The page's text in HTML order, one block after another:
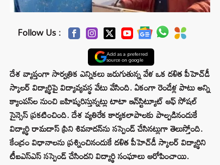
Follow Us :
Add as a preferred
source on google
దేశ వ్యాప్తంగా సార్వత్రిక ఎన్నికలు జరుగుతున్న వేళ ఒక దళిత పీహెచ్‌డీ
స్కాలర్ విద్యార్థిపై విద్యావ్యవస్థ వేటు వేసింది. ఏకంగా రెండేళ్ల పాటు అన్ని
క్యాంపస్‌ల నుంచి బహిష్కరిస్తున్నట్లు టాటా ఇన్‌స్టిట్యూట్ ఆఫ్ సోషల్
సైన్సెస్ ప్రకటించింది. దేశ వ్యతిరేక కార్యకలాపాలకు పాల్పడినందుకే
విద్యార్థి రామదాస్ ప్రిని శివనాదన్‌ను సస్పెండ్ చేసినట్లుగా తెలుస్తోంది.
కేంద్రం విధానాలను ప్రశ్నించినందుకే దళిత పీహెచ్‌డీ స్కాలర్‌ విద్యార్థిని
టీఐఎస్ఎస్ సస్పెండ్ చేసిందని విద్యార్థి సంఘాలు ఆరోపించాయి.